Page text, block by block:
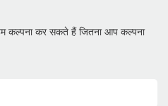
कल्पना कर सकते हैं जितना आप कल्पना